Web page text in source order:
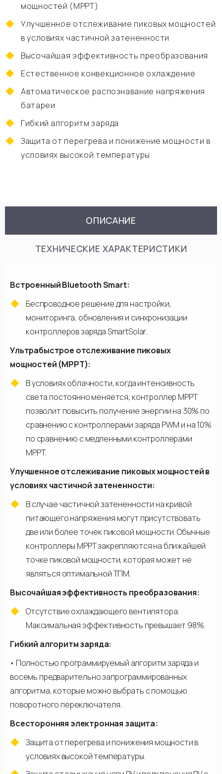
мощностей (MPPT)
Улучшенное отслеживание пиковых мощностей
в условиях частичной затененности
Высочайшая эффективность преобразования
Естественное конвекционное охлаждение
Автоматическое распознавание напряжения
батареи
Гибкий алгоритм заряда
Защита от перегрева и понижение мощности в
условиях высокой температуры
ОПИСАНИЕ
ТЕХНИЧЕСКИЕ ХАРАКТЕРИСТИКИ
Встроенный Bluetooth Smart:
Беспроводное решение для настройки,
мониторинга, обновления и синхронизации
контроллеров заряда SmartSolar.
Ультрабыстрое отслеживание пиковых
мощностей (MPPT):
В условиях облачности, когда интенсивность
света постоянно меняется, контроллер МРРТ
позволит повысить получение энергии на 30% по
сравнению с контроллерами заряда PWM и на 10%
по сравнению с медленными контроллерами
МРРТ.
Улучшенное отслеживание пиковых мощностей в
условиях частичной затененности:
В случае частичной затененности на кривой
питающего напряжения могут присутствовать
две или более точек пиковой мощности. Обычные
контроллеры МРРТ закрепляются на ближайшей
точке пиковой мощности, которая может не
являться оптимальной ТПМ.
Высочайшая эффективность преобразования:
Отсутствие охлаждающего вентилятора.
Максимальная эффективность превышает 98%.
Гибкий алгоритм заряда:
• Полностью программируемый алгоритм заряда и
восемь предварительно запрограммированных
алгоритма, которые можно выбрать с помощью
поворотного переключателя.
Всесторонняя электронная защита:
Защита от перегрева и понижения мощности в
условиях высокой температуры.